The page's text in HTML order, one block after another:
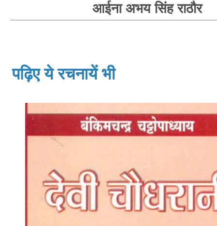
आईना अभय सिंह राठौर
पढ़िए ये रचनायें भी